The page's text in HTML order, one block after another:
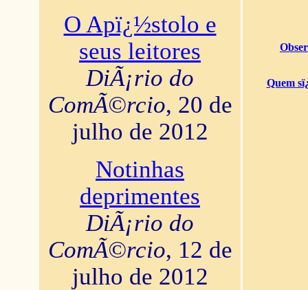
O Apï¿½stolo e
seus leitores
DiÃ¡rio do
ComÃ©rcio, 20 de
julho de 2012
Notinhas
deprimentes
DiÃ¡rio do
ComÃ©rcio, 12 de
julho de 2012
Quem